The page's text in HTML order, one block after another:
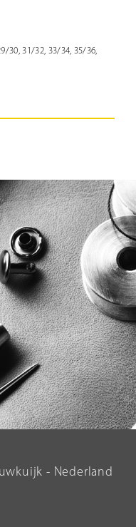
30, 31/32, 33/34, 35/36,
- Nederland